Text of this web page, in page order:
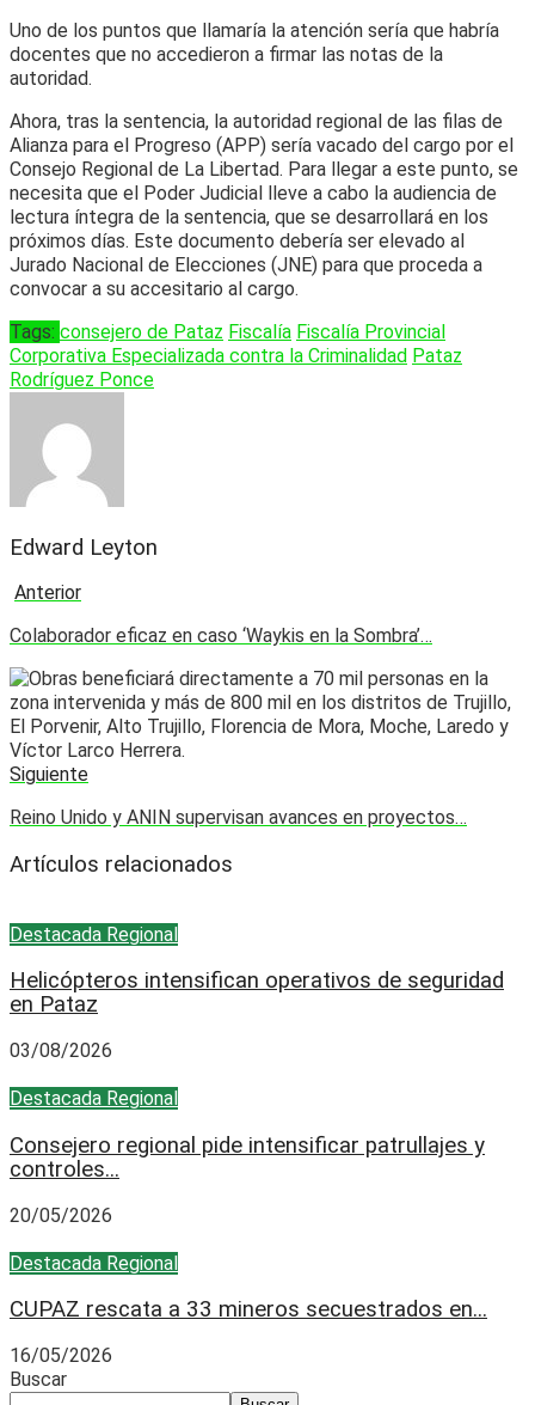
Uno de los puntos que llamaría la atención sería que habría
docentes que no accedieron a firmar las notas de la
autoridad.
Ahora, tras la sentencia, la autoridad regional de las filas de
Alianza para el Progreso (APP) sería vacado del cargo por el
Consejo Regional de La Libertad. Para llegar a este punto, se
necesita que el Poder Judicial lleve a cabo la audiencia de
lectura íntegra de la sentencia, que se desarrollará en los
próximos días. Este documento debería ser elevado al
Jurado Nacional de Elecciones (JNE) para que proceda a
convocar a su accesitario al cargo.
Tags: consejero de Pataz Fiscalía Fiscalía Provincial
Corporativa Especializada contra la Criminalidad Pataz
Rodríguez Ponce
Edward Leyton
Anterior
Colaborador eficaz en caso ‘Waykis en la Sombra’…
Siguiente
Reino Unido y ANIN supervisan avances en proyectos…
Artículos relacionados
Destacada Regional
Helicópteros intensifican operativos de seguridad
en Pataz
03/08/2026
Destacada Regional
Consejero regional pide intensificar patrullajes y
controles...
20/05/2026
Destacada Regional
CUPAZ rescata a 33 mineros secuestrados en...
16/05/2026
Buscar